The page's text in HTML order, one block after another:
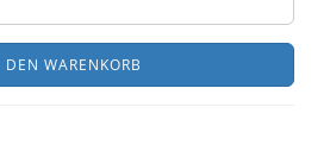
DEN WARENKORB